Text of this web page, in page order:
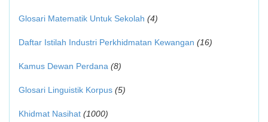
Glosari Matematik Untuk Sekolah (4)
Daftar Istilah Industri Perkhidmatan Kewangan (16)
Kamus Dewan Perdana (8)
Glosari Linguistik Korpus (5)
Khidmat Nasihat (1000)